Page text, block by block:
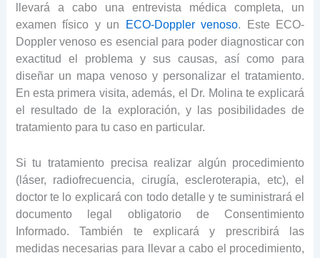
llevará a cabo una entrevista médica completa, un
examen físico y un ECO-Doppler venoso. Este ECO-
Doppler venoso es esencial para poder diagnosticar con
exactitud el problema y sus causas, así como para
diseñar un mapa venoso y personalizar el tratamiento.
En esta primera visita, además, el Dr. Molina te explicará
el resultado de la exploración, y las posibilidades de
tratamiento para tu caso en particular.
Si tu tratamiento precisa realizar algún procedimiento
(láser, radiofrecuencia, cirugía, escleroterapia, etc), el
doctor te lo explicará con todo detalle y te suministrará el
documento legal obligatorio de Consentimiento
Informado. También te explicará y prescribirá las
medidas necesarias para llevar a cabo el procedimiento,